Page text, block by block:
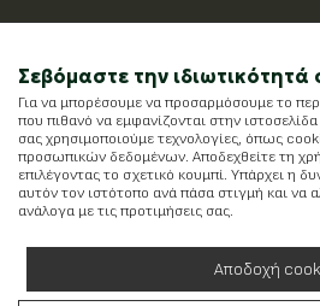
Σεβόμαστε την ιδιωτικότητά
Για να μπορέσουμε να προσαρμόσουμε το
που πιθανό να εμφανίζονται στην
σας χρησιμοποιούμε τεχνολογίες, όπως
προσωπικών δεδομένων. Αποδεχθείτε τη
επιλέγοντας το σχετικό κουμπί. Υπάρχει η
αυτόν τον ιστότοπο ανά πάσα στιγμή και να
ανάλογα με τις προτιμήσεις σας.
Αποδοχή